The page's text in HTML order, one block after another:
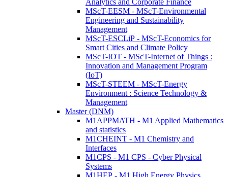
Analytics and Corporate Finance
MScT-EESM - MScT-Environmental
Engineering and Sustainability
Management
MScT-ESCLiP - MScT-Economics for
Smart Cities and Climate Policy
MScT-IOT - MScT-Internet of Things :
Innovation and Management Program
(IoT)
MScT-STEEM - MScT-Energy
Environment : Science Technology &
Management
Master (DNM)
M1APPMATH - M1 Applied Mathematics
and statistics
M1CHEINT - M1 Chemistry and
Interfaces
M1CPS - M1 CPS - Cyber Physical
Systems
M1HEP - M1 High Energy Physics